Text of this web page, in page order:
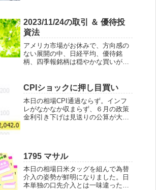
金利は見送りなのに10年国債の利回
りは低下するなど、アメリカ市場に
混乱が感じら...
2023/11/24の取引 ＆ 優待投
資法
アメリカ市場がお休みで、方向感の
ない展開の中、日経平均、優待銘
柄、四季報銘柄は穏やかな買いが入
1380 秋川牧園 中間決算黒転あり 優
待 平均1034円で取得買い 7038 フ...
CPIショックに押し目買い
本日の相場CPI通過ならず。インフ
レがなかなか収まらず、６月の政策
金利引き下げは見送りの公算が大き
の、押し目買...
1795 マサル
本日の相場日米タッグを組んで為替
介入の姿勢が鮮明になりました。日
本単独の口先介入とは一味違ったパ